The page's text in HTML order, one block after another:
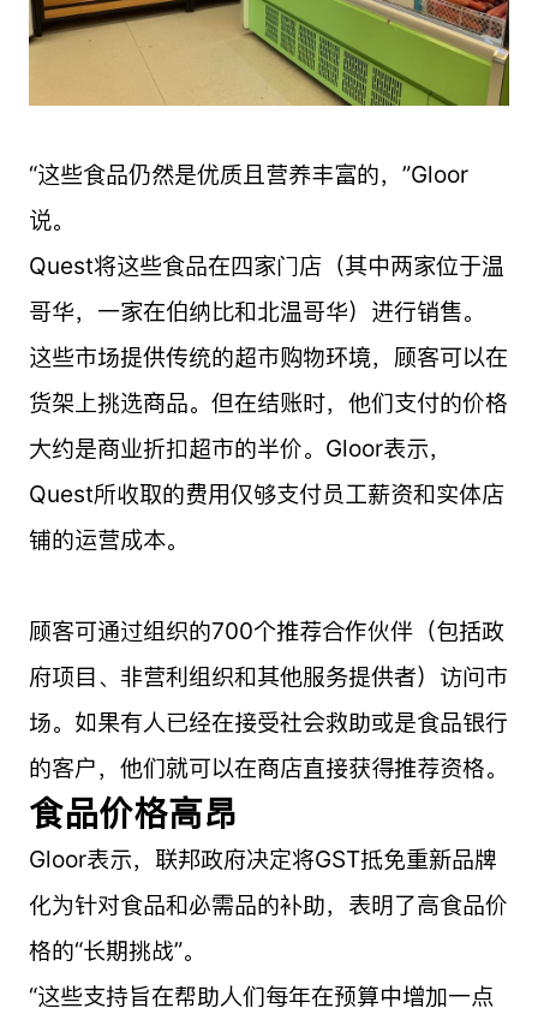
“这些食品仍然是优质且营养丰富的，”Gloor
说。
Quest将这些食品在四家门店（其中两家位于温
哥华，一家在伯纳比和北温哥华）进行销售。
这些市场提供传统的超市购物环境，顾客可以在
货架上挑选商品。但在结账时，他们支付的价格
大约是商业折扣超市的半价。Gloor表示，
Quest所收取的费用仅够支付员工薪资和实体店
铺的运营成本。
顾客可通过组织的700个推荐合作伙伴（包括政
府项目、非营利组织和其他服务提供者）访问市
场。如果有人已经在接受社会救助或是食品银行
的客户，他们就可以在商店直接获得推荐资格。
食品价格高昂
Gloor表示，联邦政府决定将GST抵免重新品牌
化为针对食品和必需品的补助，表明了高食品价
格的“长期挑战”。
“这些支持旨在帮助人们每年在预算中增加一点